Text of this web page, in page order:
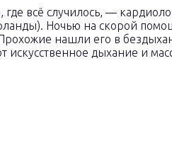
где всё случилось, —
Ночью на скорой
нашли его в
искусственное дыхание и